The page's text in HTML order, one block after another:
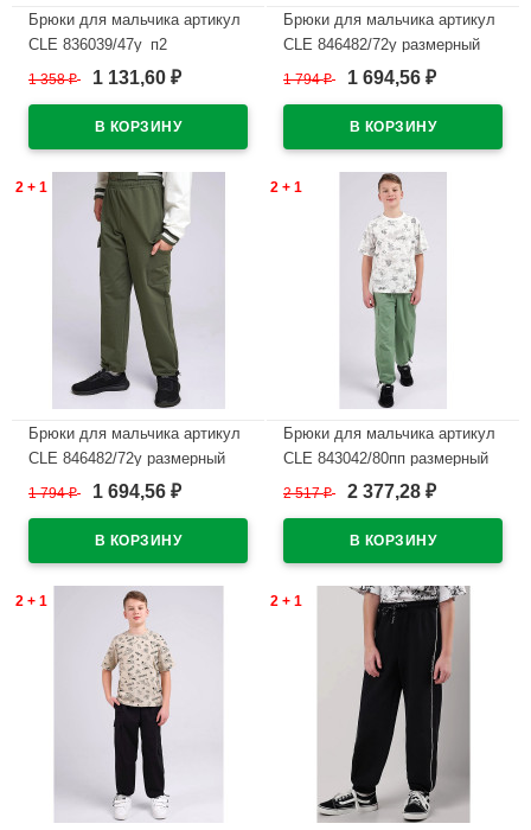
Брюки для мальчика артикул
CLE 836039/47у_п2
размерный ряд 34/134-42/158
1 358₽ 1 131,60 ₽
Брюки для мальчика артикул
CLE 846482/72у размерный
ряд 34/134-42/158 цвет темно-
1 794₽ 1 694,56 ₽
2 + 1
Брюки для мальчика артикул
CLE 846482/72у размерный
ряд 34/134-42/158 цвет хаки
1 794₽ 1 694,56 ₽
2 + 1
Брюки для мальчика артикул
CLE 843042/80пп размерный
ряд 34/134-42/158 цвет
2 517₽ 2 377,28 ₽
2 + 1 2 + 1